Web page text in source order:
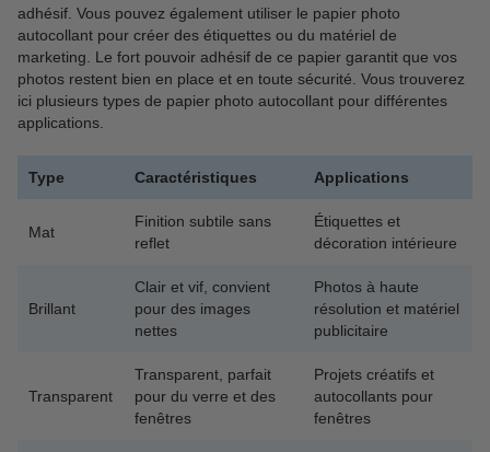
adhésif. Vous pouvez également utiliser le papier photo
autocollant pour créer des étiquettes ou du matériel de
marketing. Le fort pouvoir adhésif de ce papier garantit que vos
photos restent bien en place et en toute sécurité. Vous trouverez
ici plusieurs types de papier photo autocollant pour différentes
applications.
Type Caractéristiques Applications
Mat
Finition subtile sans
reflet
Étiquettes et
décoration intérieure
Brillant
Clair et vif, convient
pour des images
nettes
Photos à haute
résolution et matériel
publicitaire
Transparent
Transparent, parfait
pour du verre et des
fenêtres
Projets créatifs et
autocollants pour
fenêtres